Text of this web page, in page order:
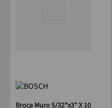
Broca Muro 5/32"x3" X 10